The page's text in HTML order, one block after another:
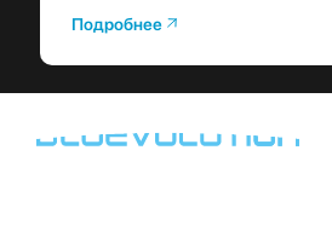
Подробнее